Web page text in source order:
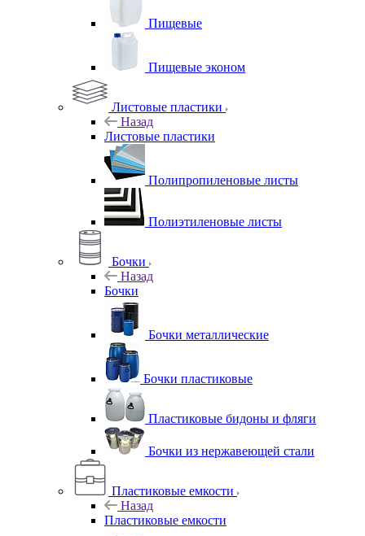
Пищевые
Пищевые эконом
Листовые пластики
Назад
Листовые пластики
Полипропиленовые листы
Полиэтиленовые листы
Бочки
Назад
Бочки
Бочки металлические
Бочки пластиковые
Пластиковые бидоны и фляги
Бочки из нержавеющей стали
Пластиковые емкости
Назад
Пластиковые емкости